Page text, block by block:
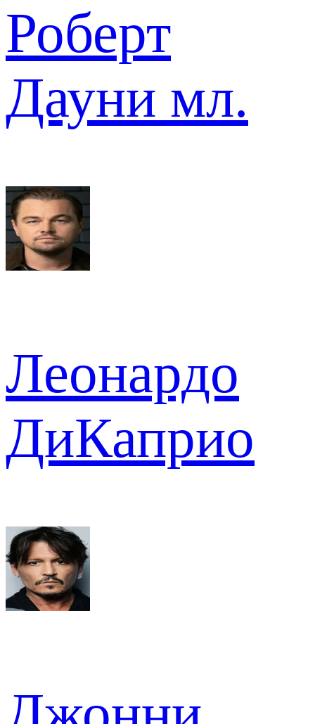
Роберт
Дауни мл.
Леонардо
ДиКаприо